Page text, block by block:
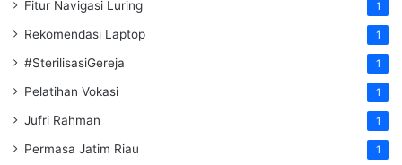
Fitur Navigasi Luring 1
Rekomendasi Laptop 1
#SterilisasiGereja 1
Pelatihan Vokasi 1
Jufri Rahman 1
Permasa Jatim Riau 1